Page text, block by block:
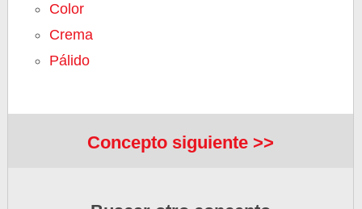
Color
Crema
Pálido
Concepto siguiente >>